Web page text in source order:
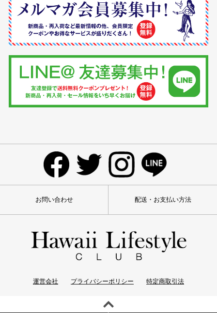
お問い合わせ 配送・お支払い方法
運営会社 プライバシーポリシー 特定商取引法